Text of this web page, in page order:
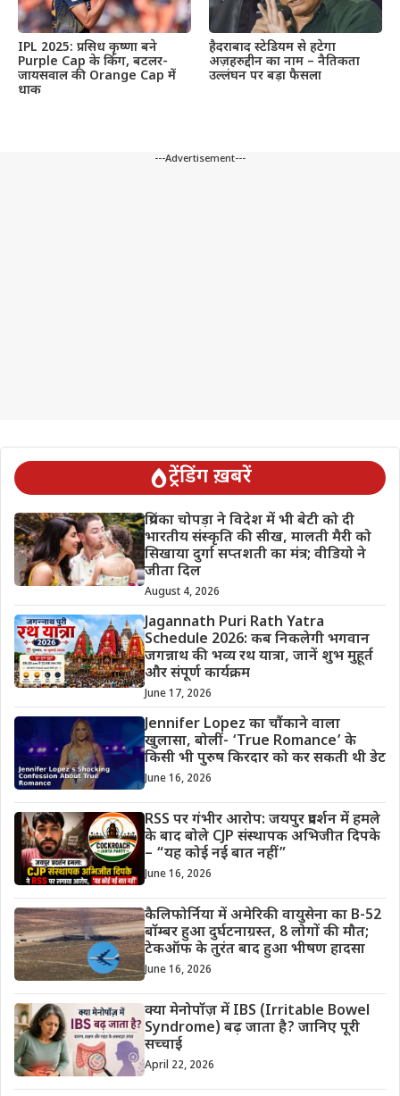
IPL 2025: प्रसिध कृष्णा बने
Purple Cap के किंग, बटलर-
जायसवाल की Orange Cap में
धाक
हैदराबाद स्टेडियम से हटेगा
अज़हरुद्दीन का नाम – नैतिकता
उल्लंघन पर बड़ा फैसला
---Advertisement---
ट्रेंडिंग ख़बरें
प्रियंका चोपड़ा ने विदेश में भी बेटी को दी
भारतीय संस्कृति की सीख, मालती मैरी को
सिखाया दुर्गा सप्तशती का मंत्र; वीडियो ने
जीता दिल
August 4, 2026
Jagannath Puri Rath Yatra
Schedule 2026: कब निकलेगी भगवान
जगन्नाथ की भव्य रथ यात्रा, जानें शुभ मुहूर्त
और संपूर्ण कार्यक्रम
June 17, 2026
Jennifer Lopez का चौंकाने वाला
खुलासा, बोलीं- ‘True Romance’ के
किसी भी पुरुष किरदार को कर सकती थी डेट
June 16, 2026
RSS पर गंभीर आरोप: जयपुर प्रदर्शन में हमले
के बाद बोले CJP संस्थापक अभिजीत दिपके
– “यह कोई नई बात नहीं”
June 16, 2026
कैलिफोर्निया में अमेरिकी वायुसेना का B-52
बॉम्बर हुआ दुर्घटनाग्रस्त, 8 लोगों की मौत;
टेकऑफ के तुरंत बाद हुआ भीषण हादसा
June 16, 2026
क्या मेनोपॉज़ में IBS (Irritable Bowel
Syndrome) बढ़ जाता है? जानिए पूरी
सच्चाई
April 22, 2026